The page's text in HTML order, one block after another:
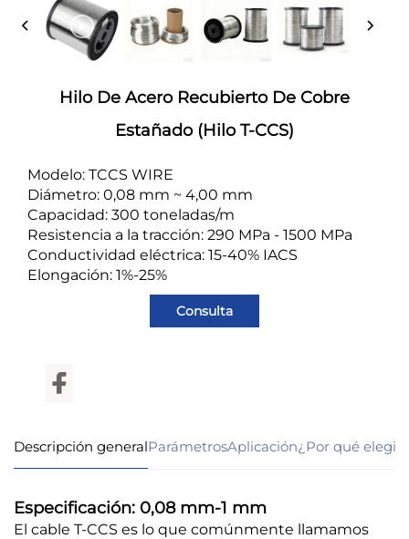
Hilo De Acero Recubierto De Cobre
Estañado (Hilo T-CCS)
Modelo: TCCS WIRE
Diámetro: 0,08 mm ~ 4,00 mm
Capacidad: 300 toneladas/m
Resistencia a la tracción: 290 MPa - 1500 MPa
Conductividad eléctrica: 15-40% IACS
Elongación: 1%-25%
Consulta
Descripción generalParámetrosAplicación¿Por qué
Especificación: 0,08 mm-1 mm
El cable T-CCS es lo que comúnmente llamamos